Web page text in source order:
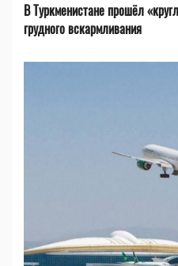
В Туркменистане прошёл
грудного вскармливания